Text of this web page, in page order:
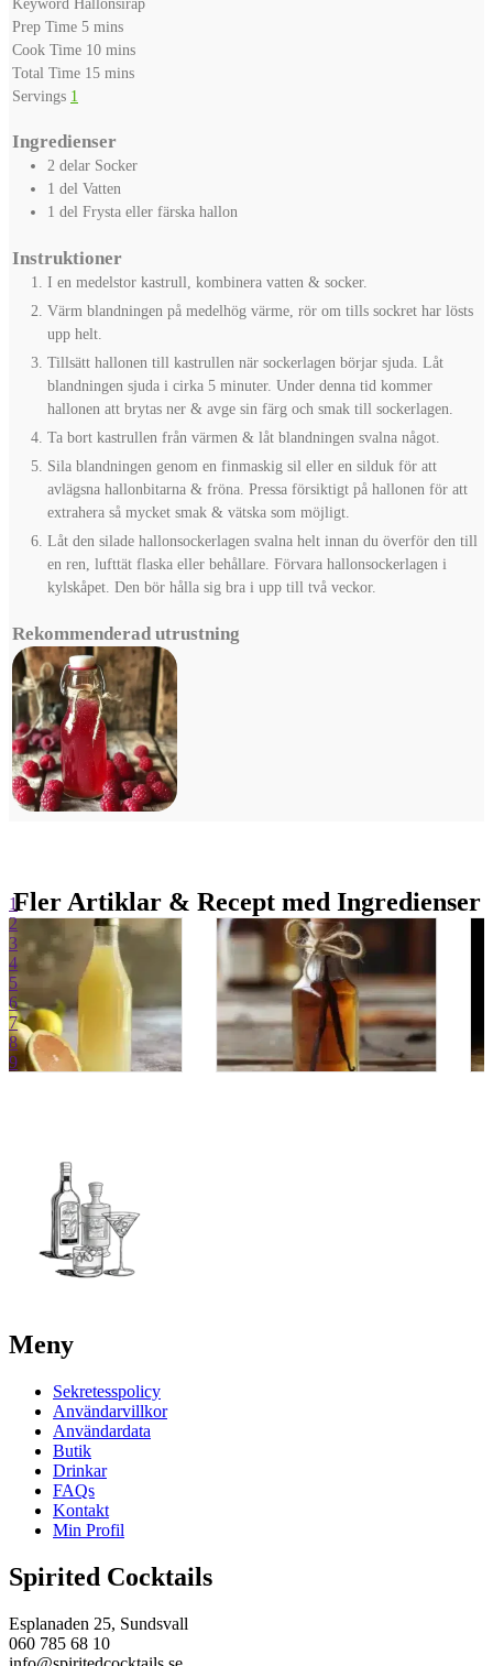
Prep Time 5minutes
mins
Cook Time 10minutes
mins
Total Time 15minutes
mins
Servings 1
Ingredienser
2 delar Socker
1 del Vatten
1 del Frysta eller färska hallon
Instruktioner
I en medelstor kastrull, kombinera vatten & socker.
Värm blandningen på medelhög värme, rör om tills sockret har lösts
upp helt.
Tillsätt hallonen till kastrullen när sockerlagen börjar sjuda. Låt
blandningen sjuda i cirka 5 minuter. Under denna tid kommer
hallonen att brytas ner & avge sin färg och smak till sockerlagen.
Ta bort kastrullen från värmen & låt blandningen svalna något.
Sila blandningen genom en finmaskig sil eller en silduk för att
avlägsna hallonbitarna & fröna. Pressa försiktigt på hallonen för att
extrahera så mycket smak & vätska som möjligt.
Låt den silade hallonsockerlagen svalna helt innan du överför den till
en ren, lufttät flaska eller behållare. Förvara hallonsockerlagen i
kylskåpet. Den bör hålla sig bra i upp till två veckor.
Rekommenderad utrustning
Fler Artiklar & Recept med Ingredienser
1
2
3
4
5
6
7
8
9
Meny
Sekretesspolicy
Användarvillkor
Användardata
Butik
Drinkar
FAQs
Kontakt
Min Profil
Spirited Cocktails
Esplanaden 25, Sundsvall
060 785 68 10